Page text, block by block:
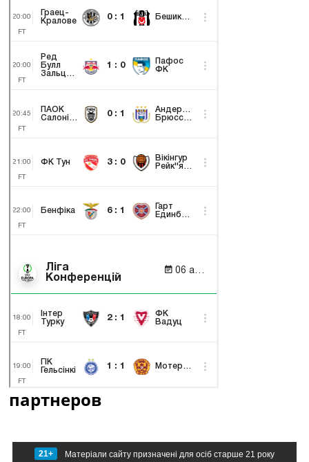
партнеров
21+ Матеріали сайту призначені для осіб старше 21 року